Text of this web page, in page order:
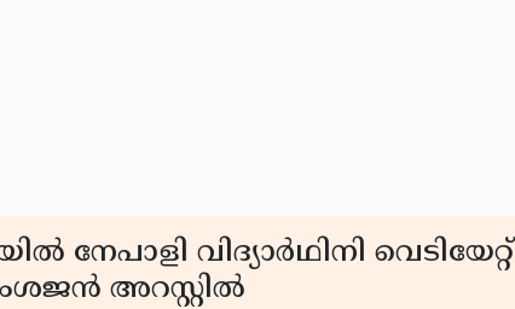
നേപാളി വിദ്യാര്‍ഥിനി വെടിയേറ്റ്
അറസ്റ്റില്‍